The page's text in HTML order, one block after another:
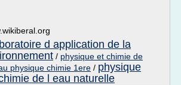
d application de la
/ physique et chimie de
physique chimie 1ere / physique
de l eau naturelle